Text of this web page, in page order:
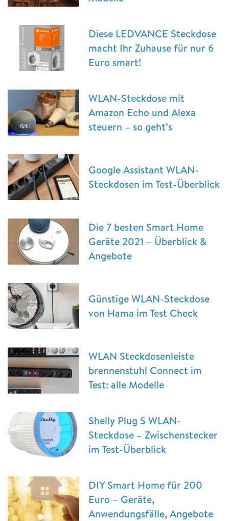
Diese LEDVANCE Steckdose
macht Ihr Zuhause für nur 6
Euro smart!
WLAN-Steckdose mit
Amazon Echo und Alexa
steuern – so geht’s
Google Assistant WLAN-
Steckdosen im Test-Überblick
Die 7 besten Smart Home
Geräte 2021 – Überblick &
Angebote
Günstige WLAN-Steckdose
von Hama im Test Check
WLAN Steckdosenleiste
brennenstuhl Connect im
Test: alle Modelle
Shelly Plug S WLAN-
Steckdose – Zwischenstecker
im Test-Überblick
DIY Smart Home für 200
Euro – Geräte,
Anwendungsfälle, Angebote